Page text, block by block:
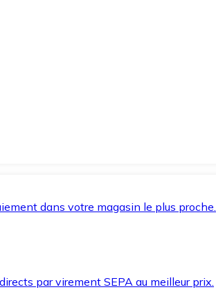
dans votre magasin le plus proche.
par virement SEPA au meilleur prix.